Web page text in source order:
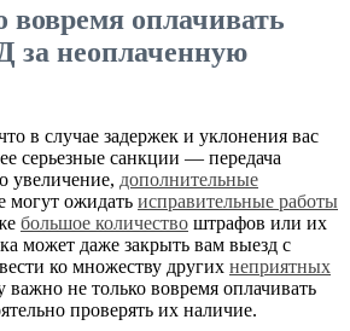
оплачивать
неоплаченную
в случае задержек и уклонения вас
серьезные санкции — передача
увеличение, дополнительные
могут ожидать исправительные работы
большое количество штрафов или их
может даже закрыть вам выезд с
ко множеству других неприятных
важно не только вовремя оплачивать
проверять их наличие.